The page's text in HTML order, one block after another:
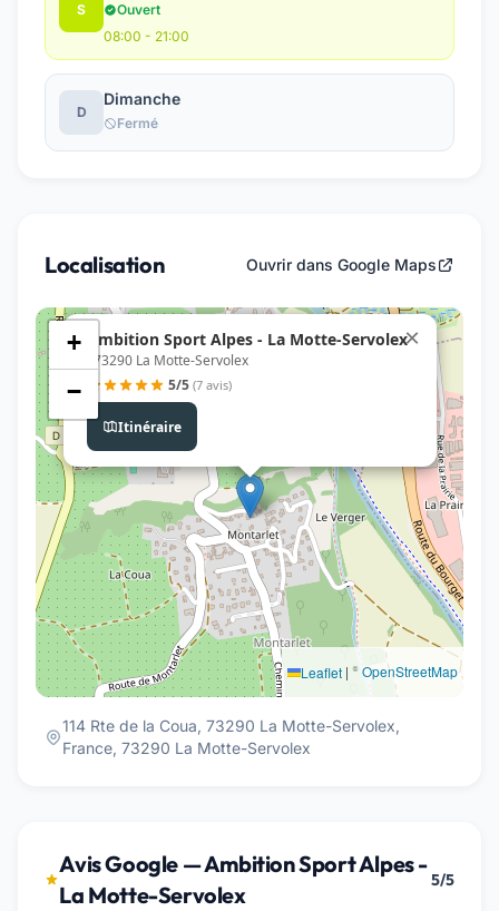
S
Ouvert
08:00 - 21:00
D
Dimanche
Fermé
Localisation Ouvrir dans Google Maps
Ambition Sport Alpes - La Motte-Servolex
, 73290 La Motte-Servolex
5/5 (7 avis)
Itinéraire
×
+
−
Leaflet | © OpenStreetMap
114 Rte de la Coua, 73290 La Motte-Servolex,
France, 73290 La Motte-Servolex
Avis Google — Ambition Sport Alpes -
La Motte-Servolex
5/5